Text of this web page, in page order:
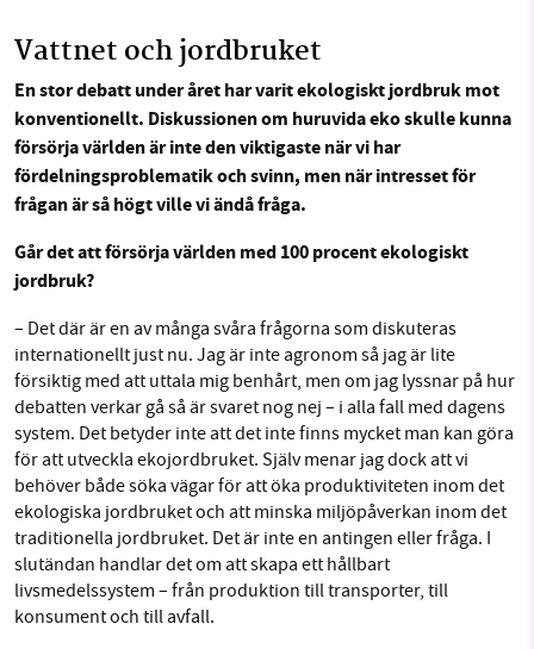
Vattnet och jordbruket
En stor debatt under året har varit ekologiskt jordbruk mot
konventionellt. Diskussionen om huruvida eko skulle kunna
försörja världen är inte den viktigaste när vi har
fördelningsproblematik och svinn, men när intresset för
frågan är så högt ville vi ändå fråga.
Går det att försörja världen med 100 procent ekologiskt
jordbruk?
– Det där är en av många svåra frågorna som diskuteras
internationellt just nu. Jag är inte agronom så jag är lite
försiktig med att uttala mig benhårt, men om jag lyssnar på hur
debatten verkar gå så är svaret nog nej – i alla fall med dagens
system. Det betyder inte att det inte finns mycket man kan göra
för att utveckla ekojordbruket. Själv menar jag dock att vi
behöver både söka vägar för att öka produktiviteten inom det
ekologiska jordbruket och att minska miljöpåverkan inom det
traditionella jordbruket. Det är inte en antingen eller fråga. I
slutändan handlar det om att skapa ett hållbart
livsmedelssystem – från produktion till transporter, till
konsument och till avfall.